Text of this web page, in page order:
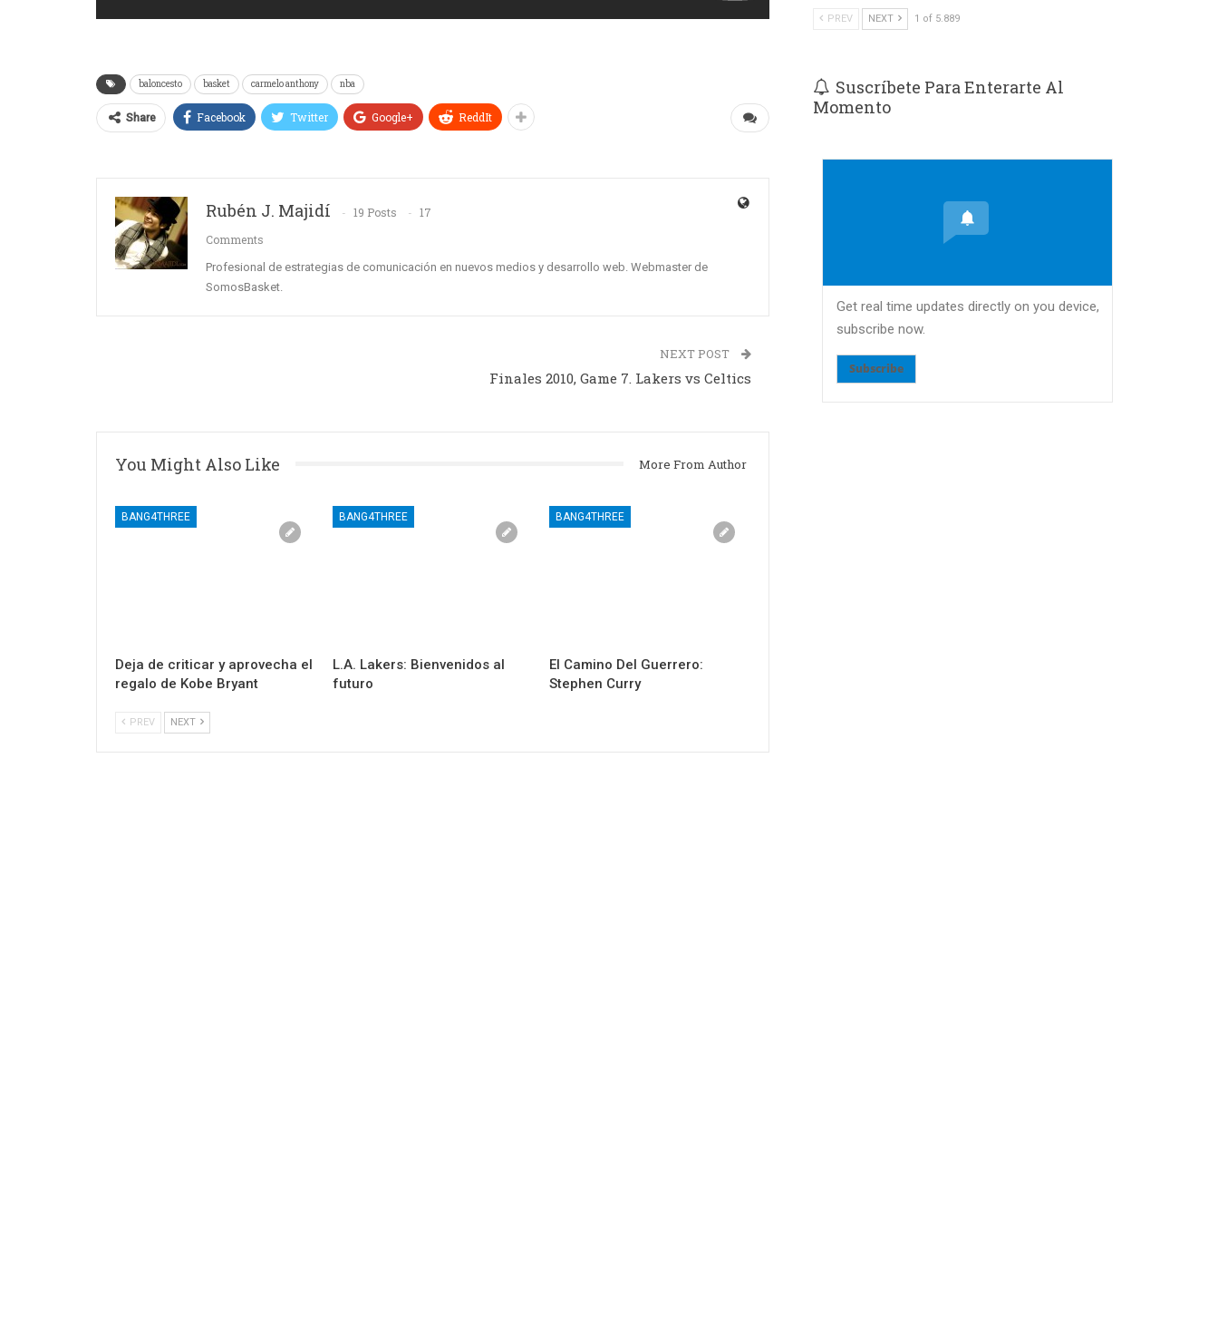
baloncesto basket carmelo anthony nba
Share Facebook Twitter Google+ ReddIt
Rubén J. Majidí 19 Posts
17
Comments
Profesional de estrategias de comunicación en nuevos medios y desarrollo web. Webmaster de
SomosBasket.
NEXT POST
Finales 2010, Game 7. Lakers vs Celtics
You Might Also Like More From Author
BANG4THREE
Deja de criticar y aprovecha el
regalo de Kobe Bryant
BANG4THREE
L.A. Lakers: Bienvenidos al
futuro
BANG4THREE
El Camino Del Guerrero:
Stephen Curry
PREV NEXT
PREV NEXT 1 of 5.889
Suscríbete Para Enterarte Al
Momento
Get real time updates directly on you device,
subscribe now.
Subscribe